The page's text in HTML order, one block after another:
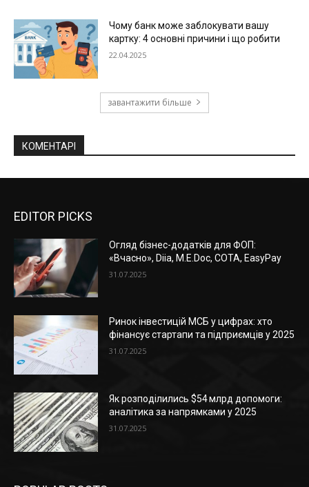
Чому банк може заблокувати вашу
картку: 4 основні причини і що робити
22.04.2025
завантажити більше
КОМЕНТАРІ
EDITOR PICKS
Огляд бізнес-додатків для ФОП:
«Вчасно», Diia, M.E.Doc, СОТА, EasyPay
31.07.2025
Ринок інвестицій МСБ у цифрах: хто
фінансує стартапи та підприємців у 2025
31.07.2025
Як розподілились $54 млрд допомоги:
аналітика за напрямками у 2025
31.07.2025